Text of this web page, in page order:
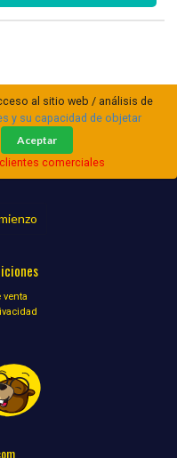
al sitio web / análisis de
y su capacidad de objetar
Aceptar
comerciales